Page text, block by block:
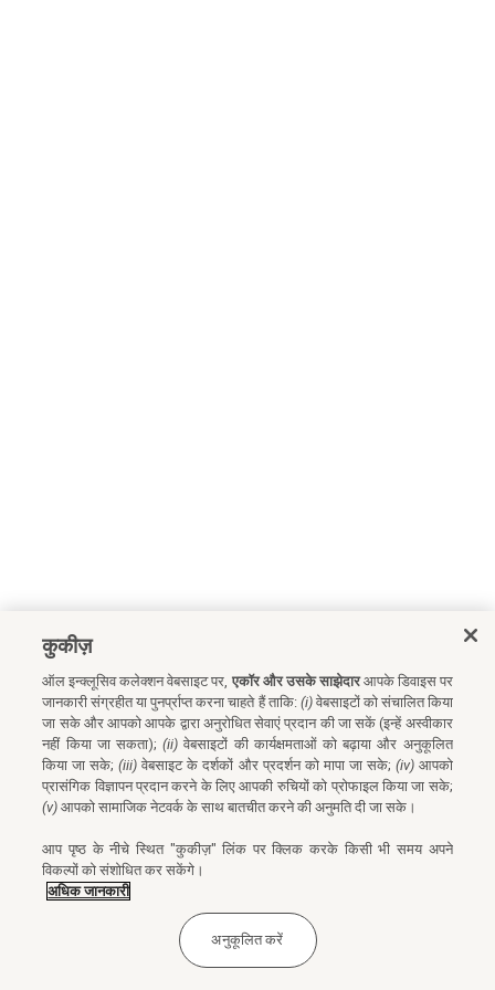
कुकीज़
ऑल इन्क्लूसिव कलेक्शन वेबसाइट पर, एकॉर और उसके साझेदारआपके डिवाइस पर
जानकारी संग्रहीत या पुनर्प्राप्त करना चाहते हैं ताकि: (i)वेबसाइटों को संचालित किया
जा सके और आपको आपके द्वारा अनुरोधित सेवाएं प्रदान की जा सकें (इन्हें अस्वीकार
नहीं किया जा सकता);(ii) वेबसाइटों की कार्यक्षमताओं को बढ़ाया और अनुकूलित
किया जा सके;(iii) वेबसाइट के दर्शकों और प्रदर्शन को मापा जा सके; (iv)आपको
प्रासंगिक विज्ञापन प्रदान करने के लिए आपकी रुचियों को प्रोफाइल किया जा सके;
(v) आपको सामाजिक नेटवर्क के साथ बातचीत करने की अनुमति दी जा सके।
आप पृष्ठ के नीचे स्थित "कुकीज़" लिंक पर क्लिक करके किसी भी समय अपने
विकल्पों को संशोधित कर सकेंगे।
अधिक जानकारी
अनुकूलित करें